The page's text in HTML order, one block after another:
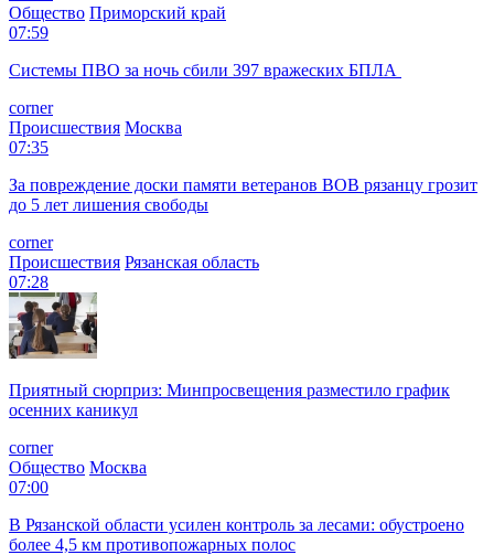
Общество Приморский край
07:59
Системы ПВО за ночь сбили 397 вражеских БПЛА
corner
Происшествия Москва
07:35
За повреждение доски памяти ветеранов ВОВ рязанцу грозит
до 5 лет лишения свободы
corner
Происшествия Рязанская область
07:28
Приятный сюрприз: Минпросвещения разместило график
осенних каникул
corner
Общество Москва
07:00
В Рязанской области усилен контроль за лесами: обустроено
более 4,5 км противопожарных полос